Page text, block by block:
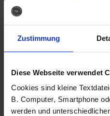
Zustimmung
Diese Webseite verwendet
Cookies sind kleine
B. Computer, Smartphone
werden und
Fotografo: Lorenz
Sternbach